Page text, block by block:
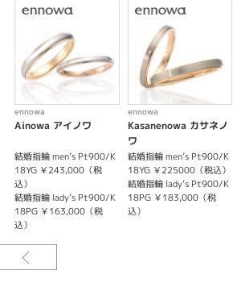
結婚指輪 コンビネーション
レディース
紹介文
ふたりの運命を象った縁の輪。
ふたりであることに
絆を揺るぎなくしてゆく
美しく強い結びつきを
ennowa
Ainowa アイノワ
結婚指輪 men’s Pt900/K
18YG ￥243,000（税
込）
結婚指輪 lady’s Pt900/K
18PG ￥163,000（税
込）
ennowa
Kasanenowa カサネノ
ワ
結婚指輪 men’s Pt900/K
18YG ￥225000（税込）
結婚指輪 lady’s Pt900/K
18PG ￥183,000（税
込）